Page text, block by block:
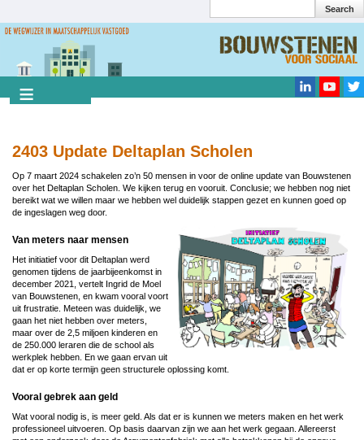
naar
gaan
Search
2403 Update Deltaplan Scholen
Op 7 maart 2024 schakelen zo’n 50 mensen in voor de online update van Bouwstenen
over het Deltaplan Scholen. We kijken terug en vooruit. Conclusie; we hebben nog niet
bereikt wat we willen maar we hebben wel duidelijk stappen gezet en kunnen goed op
de ingeslagen weg door.
Van meters naar mensen
Het initiatief voor dit Deltaplan werd
genomen tijdens de jaarbijeenkomst in
december 2021, vertelt Ingrid de Moel
van Bouwstenen, en kwam vooral voort
uit frustratie. Meteen was duidelijk, we
gaan het niet hebben over meters,
maar over de 2,5 miljoen kinderen en
de 250.000 leraren die de school als
werkplek hebben. En we gaan ervan uit
dat er op korte termijn geen structurele oplossing komt.
Vooral gebrek aan geld
Wat vooral nodig is, is meer geld. Als dat er is kunnen we meters maken en het werk
professioneel uitvoeren. Op basis daarvan zijn we aan het werk gegaan. Allereerst